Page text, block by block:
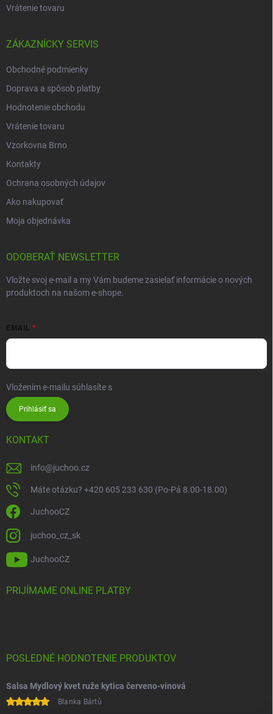
Vrátenie tovaru
ZÁKAZNÍCKY SERVIS
Obchodné podmienky
Doprava a spôsob platby
Hodnotenie obchodu
Vrátenie tovaru
Vzorkovna Brno
Kontakty
Ochrana osobných údajov
Ako nakupovať
Moja objednávka
ODOBERAŤ NEWSLETTER
Vložte svoj e-mail a my Vám budeme zasielať informácie o nových
produktoch na našom e-shope.
EMAIL
Vložením e-mailu súhlasíte s
Prihlásiť sa
KONTAKT
info@juchoo.cz
Máte otázku? +420 605 233 630 (Po-Pá 8.00-18.00)
JuchooCZ
juchoo_cz_sk
JuchooCZ
PRIJÍMAME ONLINE PLATBY
POSLEDNÉ HODNOTENIE PRODUKTOV
Salsa Mydlový kvet ruže kytica červeno-vínová
Blanka Bártů